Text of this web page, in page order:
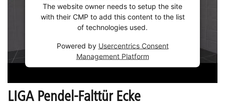
LIGA Pendel-Falttür Ecke
The website owner needs to setup the site
with their CMP to add this content to the list
of technologies used.
Powered by Usercentrics Consent
Management Platform